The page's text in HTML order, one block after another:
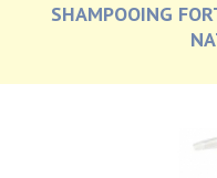
SHAMPOOING